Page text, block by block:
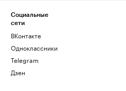
Социальные
сети
ВКонтакте
Одноклассники
Telegram
Дзен